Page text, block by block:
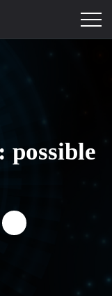
possible
"Cloud et privacy :
"Cloud et
Partager "Cloud